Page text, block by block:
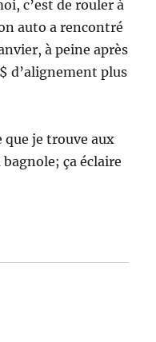
c’est de rouler à
auto a rencontré
à peine après
d’alignement plus
que je trouve aux
ça éclaire